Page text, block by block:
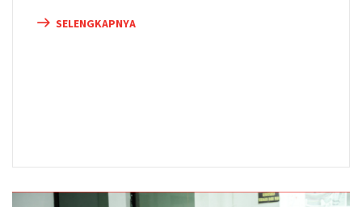
SELENGKAPNYA